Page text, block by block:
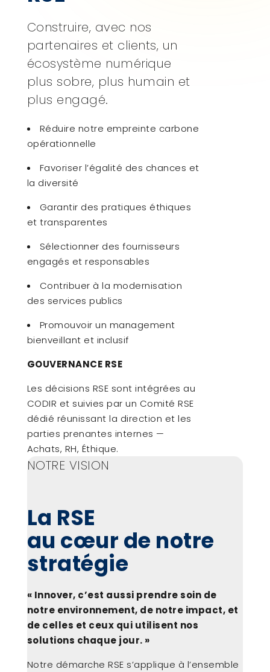
Construire, avec nos
partenaires et clients, un
écosystème numérique
plus sobre, plus humain et
plus engagé.
Réduire notre empreinte carbone
opérationnelle
Favoriser l’égalité des chances et
la diversité
Garantir des pratiques éthiques
et transparentes
Sélectionner des fournisseurs
engagés et responsables
Contribuer à la modernisation
des services publics
Promouvoir un management
bienveillant et inclusif
GOUVERNANCE RSE
Les décisions RSE sont intégrées au
CODIR et suivies par un Comité RSE
dédié réunissant la direction et les
parties prenantes internes —
Achats, RH, Éthique.
NOTRE VISION
La RSE
au cœur de notre
stratégie
« Innover, c’est aussi prendre soin de
notre environnement, de notre impact, et
de celles et ceux qui utilisent nos
solutions chaque jour. »
Notre démarche RSE s’applique à l’ensemble